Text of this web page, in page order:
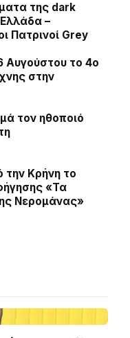
της dark
–
Πατρινοί Grey
Αυγούστου το 4ο
στην
τον ηθοποιό
την Κρήνη το
«Τα
Νερομάνας»